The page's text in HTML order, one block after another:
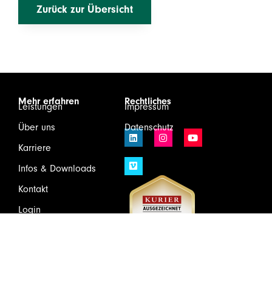
Zurück zur Übersicht
Mehr erfahren
Leistungen
Über uns
Karriere
Infos & Downloads
Kontakt
Login
Rechtliches
Impressum
Datenschutz